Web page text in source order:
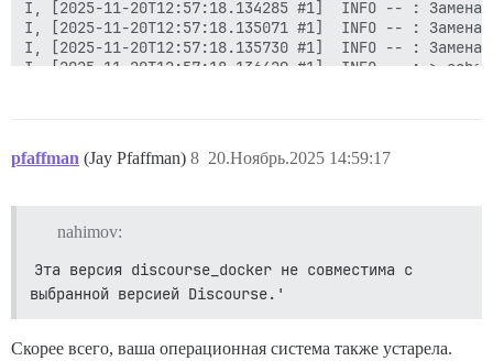
pfaffman (Jay Pfaffman) 20.Ноябрь.2025 14:59:17
8
nahimov:
Эта версия discourse_docker не совместима с
выбранной версией Discourse.'
Скорее всего, ваша операционная система также устарела.